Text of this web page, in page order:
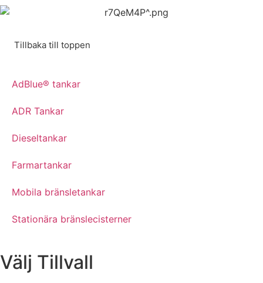
Tillbaka till toppen
AdBlue® tankar
ADR Tankar
Dieseltankar
Farmartankar
Mobila bränsletankar
Stationära bränslecisterner
Välj Tillvall